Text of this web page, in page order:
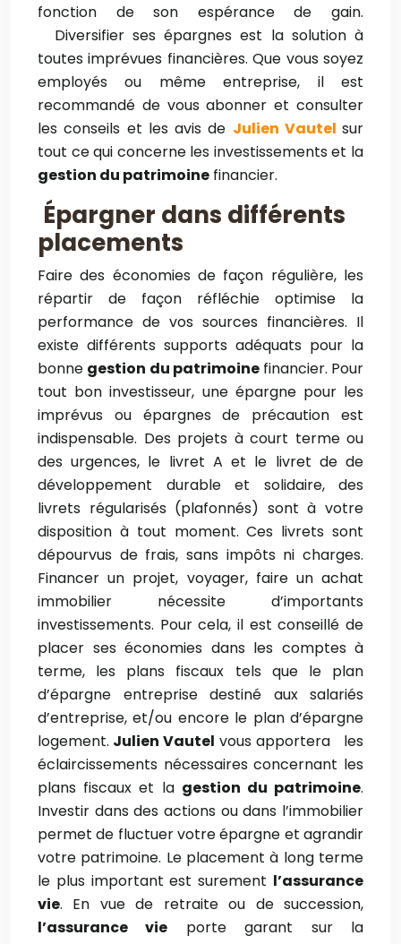
fonction de son espérance de gain.
Diversifier ses épargnes est la solution à
toutes imprévues financières. Que vous soyez
employés ou même entreprise, il est
recommandé de vous abonner et consulter
les conseils et les avis de Julien Vautel sur
tout ce qui concerne les investissements et la
gestion du patrimoine financier.
Épargner dans différents
placements
Faire des économies de façon régulière, les
répartir de façon réfléchie optimise la
performance de vos sources financières. Il
existe différents supports adéquats pour la
bonne gestion du patrimoine financier. Pour
tout bon investisseur, une épargne pour les
imprévus ou épargnes de précaution est
indispensable. Des projets à court terme ou
des urgences, le livret A et le livret de de
développement durable et solidaire, des
livrets régularisés (plafonnés) sont à votre
disposition à tout moment. Ces livrets sont
dépourvus de frais, sans impôts ni charges.
Financer un projet, voyager, faire un achat
immobilier nécessite d’importants
investissements. Pour cela, il est conseillé de
placer ses économies dans les comptes à
terme, les plans fiscaux tels que le plan
d’épargne entreprise destiné aux salariés
d’entreprise, et/ou encore le plan d’épargne
logement. Julien Vautel vous apportera les
éclaircissements nécessaires concernant les
plans fiscaux et la gestion du patrimoine.
Investir dans des actions ou dans l’immobilier
permet de fluctuer votre épargne et agrandir
votre patrimoine. Le placement à long terme
le plus important est surement l’assurance
vie. En vue de retraite ou de succession,
l’assurance vie porte garant sur la